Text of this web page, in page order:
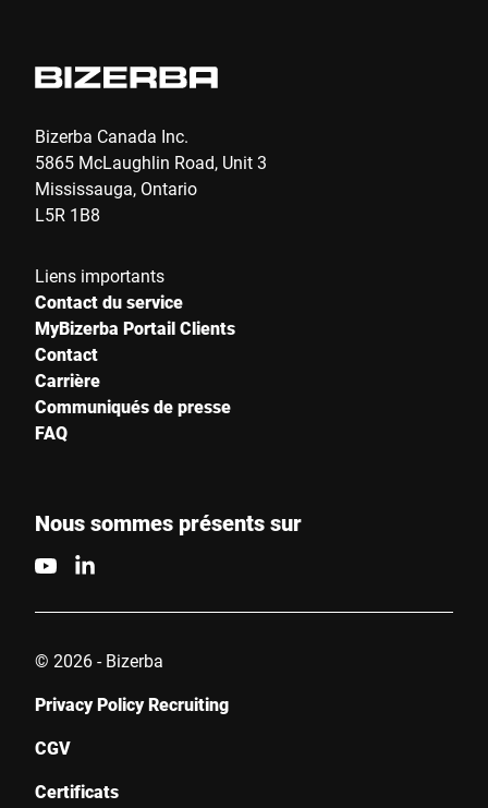
Bizerba Canada Inc.
5865 McLaughlin Road, Unit 3
Mississauga, Ontario
L5R 1B8
Liens importants
Contact du service
MyBizerba Portail Clients
Contact
Carrière
Communiqués de presse
FAQ
Nous sommes présents sur
© 2026 - Bizerba
Privacy Policy Recruiting
CGV
Certificats